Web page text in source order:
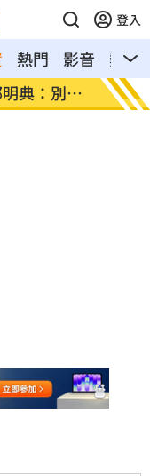
登入
熱門 影音
熱搜
漂」價碼
慈濟